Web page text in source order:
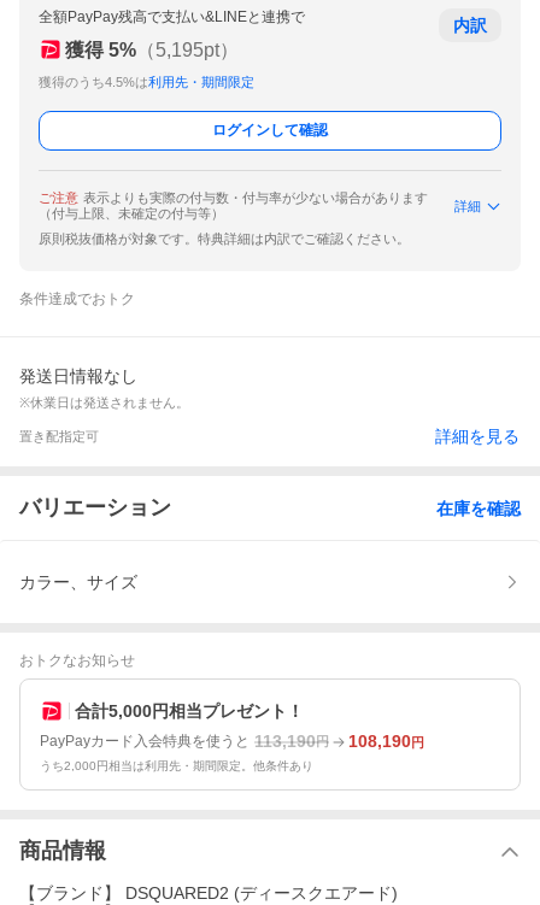
全額PayPay残高で支払い&LINEと連携で
獲得 5% （5,195pt）
獲得のうち4.5%は利用先・期間限定
内訳
ログインして確認
ご注意 表示よりも実際の付与数・付与率が少ない場合があります
（付与上限、未確定の付与等）
詳細
原則税抜価格が対象です。特典詳細は内訳でご確認ください。
条件達成でおトク
発送日情報なし
※休業日は発送されません。
置き配指定可 詳細を見る
バリエーション 在庫を確認
カラー、サイズ
おトクなお知らせ
合計5,000円相当プレゼント！
PayPayカード入会特典を使うと 113,190円 108,190円
うち2,000円相当は利用先・期間限定。他条件あり
商品情報
【ブランド】 DSQUARED2 (ディースクエアード)